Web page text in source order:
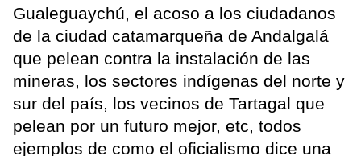
Gualeguaychú, el acoso a los ciudadanos
de la ciudad catamarqueña de Andalgalá
que pelean contra la instalación de las
mineras, los sectores indígenas del norte y
sur del país, los vecinos de Tartagal que
pelean por un futuro mejor, etc, todos
ejemplos de como el oficialismo dice una